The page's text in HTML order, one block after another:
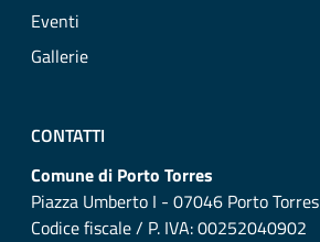
Eventi
Gallerie
CONTATTI
Comune di Porto Torres
Piazza Umberto I - 07046 Porto Torres
Codice fiscale / P. IVA: 00252040902